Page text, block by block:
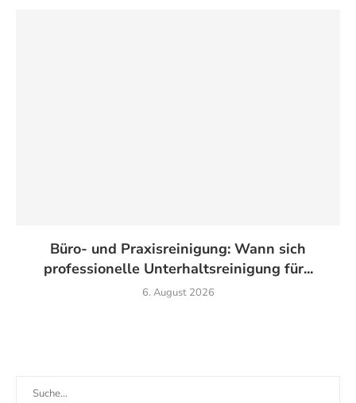
Büro- und Praxisreinigung: Wann sich
professionelle Unterhaltsreinigung für...
6. August 2026